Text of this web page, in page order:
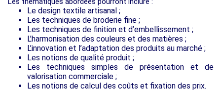
Le design textile artisanal ;
Les techniques de broderie fine ;
Les techniques de finition et d’embellissement ;
L’harmonisation des couleurs et des matières ;
L’innovation et l’adaptation des produits au marché ;
Les notions de qualité produit ;
Les techniques simples de présentation et de
valorisation commerciale ;
Les notions de calcul des coûts et fixation des prix.